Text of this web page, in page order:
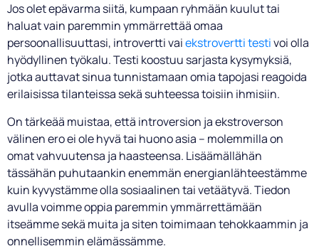
Jos olet epävarma siitä, kumpaan ryhmään kuulut tai
haluat vain paremmin ymmärrettää omaa
persoonallisuuttasi, introvertti vaiekstrovertti testivoi olla
hyödyllinen työkalu. Testi koostuu sarjasta kysymyksiä,
jotka auttavat sinua tunnistamaan omia tapojasi reagoida
erilaisissa tilanteissa sekä suhteessa toisiin ihmisiin.
On tärkeää muistaa, että introversion ja ekstroverson
välinen ero ei ole hyvä tai huono asia – molemmilla on
omat vahvuutensa ja haasteensa. Lisäämällähän
tässähän puhutaankin enemmän energianlähteestämme
kuin kyvystämme olla sosiaalinen tai vetäätyvä. Tiedon
avulla voimme oppia paremmin ymmärrettämään
itseämme sekä muita ja siten toimimaan tehokkaammin ja
onnellisemmin elämässämme.